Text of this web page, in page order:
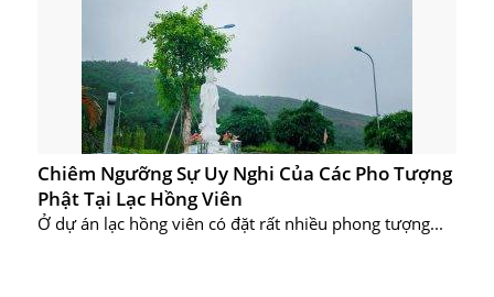
Chiêm Ngưỡng Sự Uy Nghi Của Các Pho Tượng
Phật Tại Lạc Hồng Viên
Ở dự án lạc hồng viên có đặt rất nhiều phong tượng...